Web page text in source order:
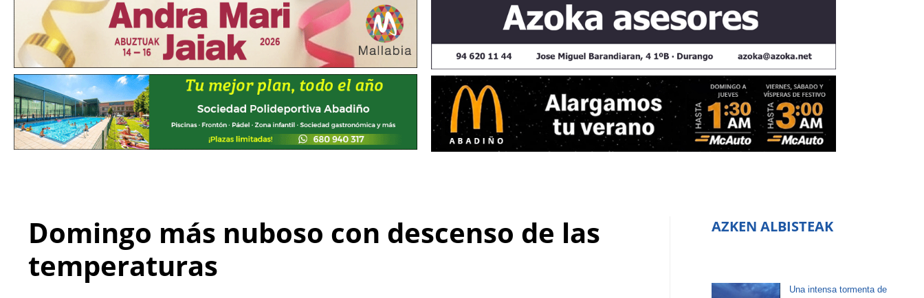
Domingo más nuboso con descenso de las
temperaturas
AZKEN ALBISTEAK
Una intensa tormenta de